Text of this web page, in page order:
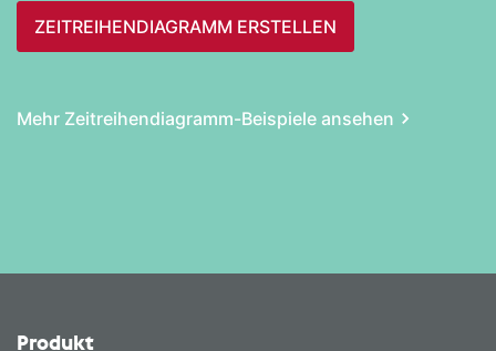
ZEITREIHEN­DIAGRAMM ERSTELLEN
Mehr Zeitreihen­diagramm-Beispiele ansehen
Produkt